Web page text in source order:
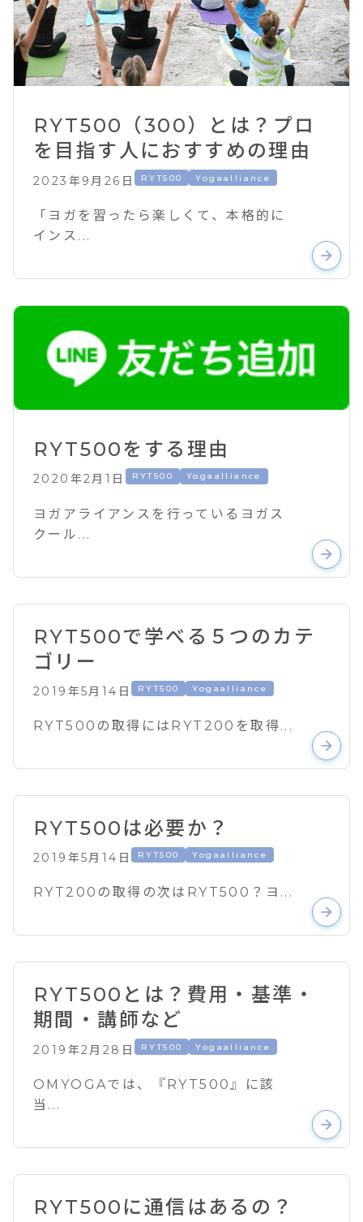
RYT500（300）とは？プロ
を目指す人におすすめの理由
2023年9月26日 RYT500 Yogaalliance
「ヨガを習ったら楽しくて、本格的に
インス...
arrow_forward
RYT500をする理由
2020年2月1日 RYT500 Yogaalliance
ヨガアライアンスを行っているヨガス
クール...
arrow_forward
RYT500で学べる５つのカテ
ゴリー
2019年5月14日 RYT500 Yogaalliance
RYT500の取得にはRYT200を取得...
arrow_forward
RYT500は必要か？
2019年5月14日 RYT500 Yogaalliance
RYT200の取得の次はRYT500？ヨ...
arrow_forward
RYT500とは？費用・基準・
期間・講師など
2019年2月28日 RYT500 Yogaalliance
OMYOGAでは、『RYT500』に該
当...
arrow_forward
RYT500に通信はあるの？